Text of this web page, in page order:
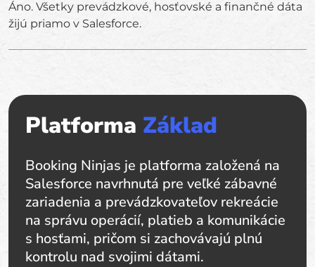
Áno. Všetky prevádzkové, hosťovské a finančné dáta
žijú priamo v Salesforce.
Platforma Základ
Booking Ninjas je platforma založená na
Salesforce navrhnutá pre veľké zábavné
zariadenia a prevádzkovateľov rekreácie
na správu operácií, platieb a komunikácie
s hosťami, pričom si zachovávajú plnú
kontrolu nad svojimi dátami.